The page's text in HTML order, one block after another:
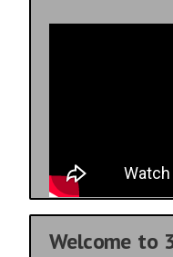
Welcome to